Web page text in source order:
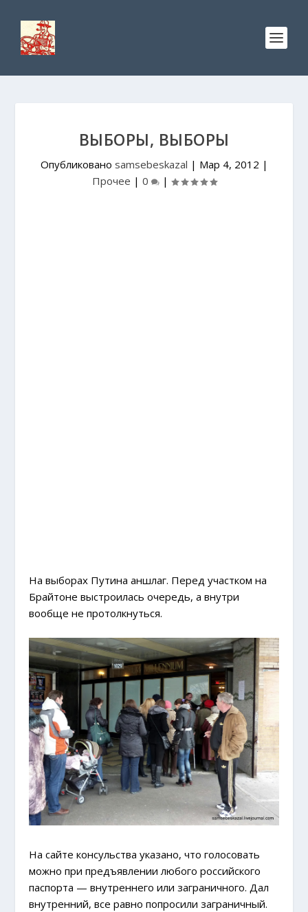
ВЫБОРЫ, ВЫБОРЫ
Опубликовано samsebeskazal | Мар 4, 2012 |
Прочее | 0 |
На выборах Путина аншлаг. Перед участком на
Брайтоне выстроилась очередь, а внутри
вообще не протолкнуться.
На сайте консульства указано, что голосовать
можно при предъявлении любого российского
паспорта — внутреннего или заграничного. Дал
внутренний, все равно попросили заграничный.